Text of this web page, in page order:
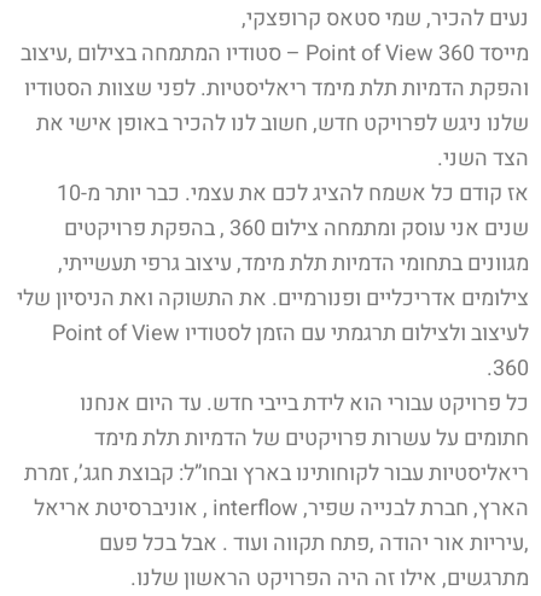
נעים להכיר, שמי סטאס קרופצקי,
מייסד Point of View 360 – סטודיו המתמחה בצילום ,עיצוב
והפקת הדמיות תלת מימד ריאליסטיות. לפני שצוות הסטודיו
שלנו ניגש לפרויקט חדש, חשוב לנו להכיר באופן אישי את
הצד השני.
אז קודם כל אשמח להציג לכם את עצמי. כבר יותר מ-10
שנים אני עוסק ומתמחה צילום 360 , בהפקת פרויקטים
מגוונים בתחומי הדמיות תלת מימד, עיצוב גרפי תעשייתי,
צילומים אדריכליים ופנורמיים. את התשוקה ואת הניסיון שלי
לעיצוב ולצילום תרגמתי עם הזמן לסטודיו Point of View
360.
כל פרויקט עבורי הוא לידת בייבי חדש. עד היום אנחנו
חתומים על עשרות פרויקטים של הדמיות תלת מימד
ריאליסטיות עבור לקוחותינו בארץ ובחו”ל: קבוצת חגג’, זמרת
הארץ, חברת לבנייה שפיר, interflow , אוניברסיטת אריאל
,עיריות אור יהודה ,פתח תקווה ועוד . אבל בכל פעם
מתרגשים, אילו זה היה הפרויקט הראשון שלנו.